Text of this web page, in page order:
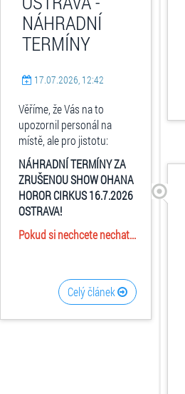
NÁHRADNÍ
TERMÍNY
17.07.2026, 12:42
Věříme, že Vás na to
upozornil personál na
místě, ale pro jistotu:
NÁHRADNÍ TERMÍNY ZA
ZRUŠENOU SHOW OHANA
HOROR CIRKUS 16.7.2026
OSTRAVA!
Pokud si nechcete nechat...
Celý článek